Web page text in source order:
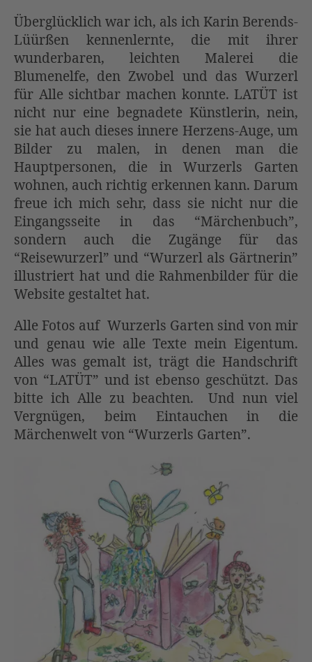
Überglücklich war ich, als ich Karin Berends-
Lüürßen kennenlernte, die mit ihrer
wunderbaren, leichten Malerei die
Blumenelfe, den Zwobel und das Wurzerl
für Alle sichtbar machen konnte. LATÜT ist
nicht nur eine begnadete Künstlerin, nein,
sie hat auch dieses innere Herzens-Auge, um
Bilder zu malen, in denen man die
Hauptpersonen, die in Wurzerls Garten
wohnen, auch richtig erkennen kann. Darum
freue ich mich sehr, dass sie nicht nur die
Eingangsseite in das “Märchenbuch”,
sondern auch die Zugänge für das
“Reisewurzerl” und “Wurzerl als Gärtnerin”
illustriert hat und die Rahmenbilder für die
Website gestaltet hat.
Alle Fotos auf Wurzerls Garten sind von mir
und genau wie alle Texte mein Eigentum.
Alles was gemalt ist, trägt die Handschrift
von “LATÜT” und ist ebenso geschützt. Das
bitte ich Alle zu beachten. Und nun viel
Vergnügen, beim Eintauchen in die
Märchenwelt von “Wurzerls Garten”.